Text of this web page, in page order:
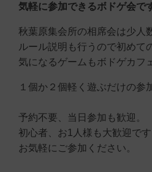
気軽に参加できるボドゲ会で
秋葉原集会所の相席会は少人
ルール説明も行うので初めて
気になるゲームもボドゲカフ
１個か２個軽く遊ぶだけの参
予約不要、当日参加も歓迎。
初心者、お1人様も大歓迎です
お気軽にご参加ください。